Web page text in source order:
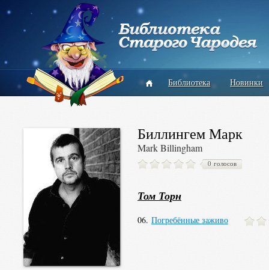
Библиотека Новинки
Биллингем Марк
Mark Billingham
0 голосов
Том Торн
06. Погребённые заживо